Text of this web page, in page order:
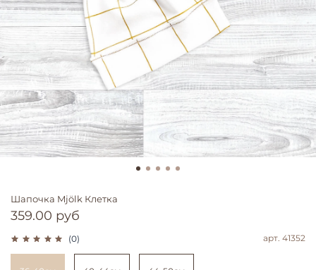
(0) арт. 41352
Шапочка Mjölk Клетка
359.00 руб